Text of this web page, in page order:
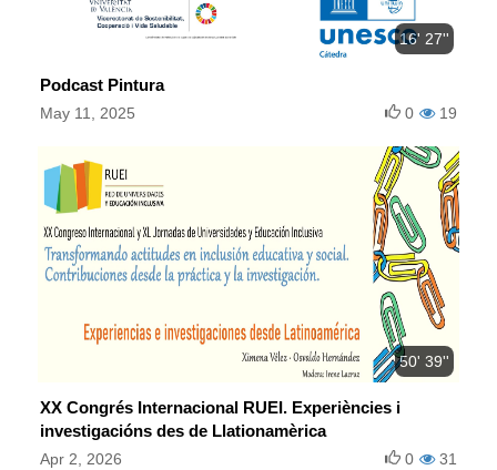
16' 27''
Podcast Pintura
May 11, 2025 19
0
50' 39''
XX Congrés Internacional RUEI. Experiències i
investigacións des de Llationamèrica
Apr 2, 2026 31
0